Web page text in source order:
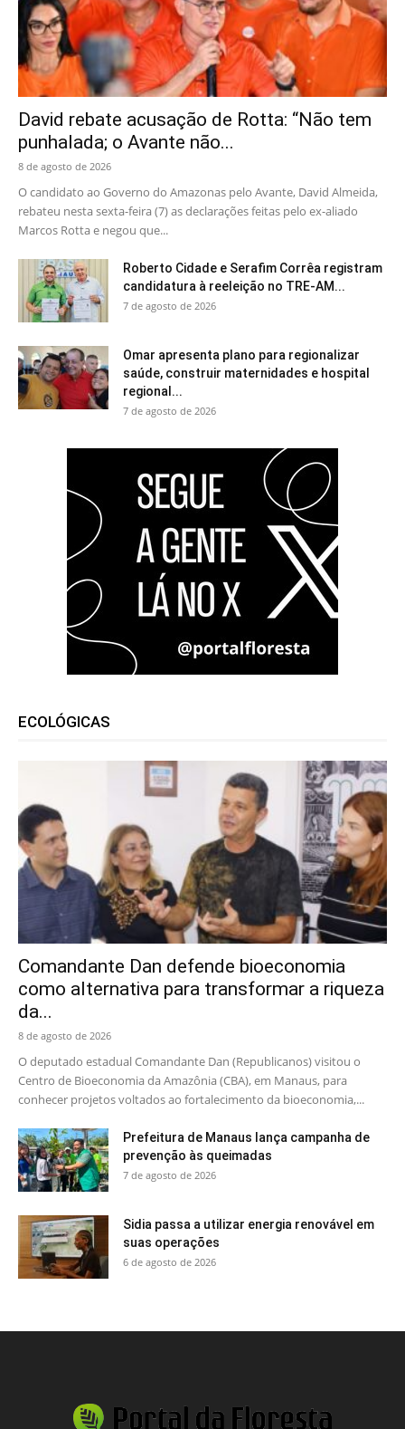
David rebate acusação de Rotta: “Não tem
punhalada; o Avante não...
8 de agosto de 2026
O candidato ao Governo do Amazonas pelo Avante, David Almeida,
rebateu nesta sexta-feira (7) as declarações feitas pelo ex-aliado
Marcos Rotta e negou que...
Roberto Cidade e Serafim Corrêa registram
candidatura à reeleição no TRE-AM...
7 de agosto de 2026
Omar apresenta plano para regionalizar
saúde, construir maternidades e hospital
regional...
7 de agosto de 2026
ECOLÓGICAS
Comandante Dan defende bioeconomia
como alternativa para transformar a riqueza
da...
8 de agosto de 2026
O deputado estadual Comandante Dan (Republicanos) visitou o
Centro de Bioeconomia da Amazônia (CBA), em Manaus, para
conhecer projetos voltados ao fortalecimento da bioeconomia,...
Prefeitura de Manaus lança campanha de
prevenção às queimadas
7 de agosto de 2026
Sidia passa a utilizar energia renovável em
suas operações
6 de agosto de 2026